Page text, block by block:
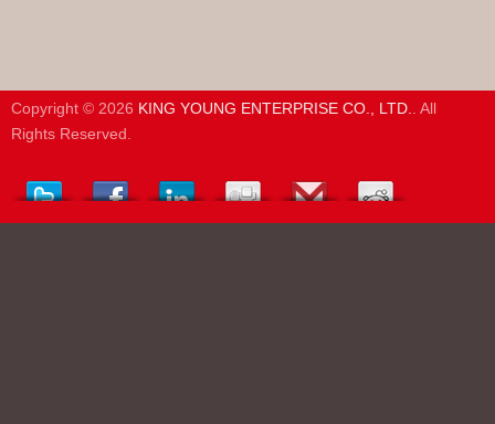
Copyright © 2026 KING YOUNG ENTERPRISE CO., LTD.
. All
Rights Reserved.